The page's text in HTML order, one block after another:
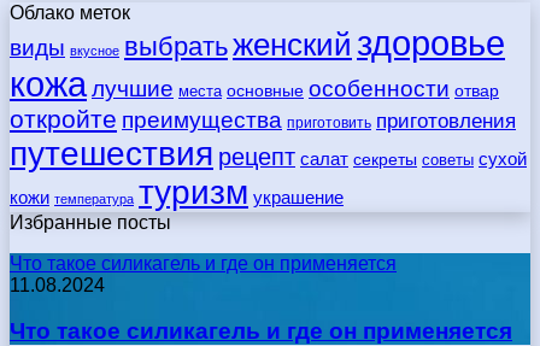
Облако меток
виды вкусное выбратьженский здоровье
кожа лучшие места основные особенности отвар
откройте преимущества приготовить приготовления
путешествия рецепт салат секреты советы сухой
кожи температура туризм украшение
Избранные посты
Что такое силикагель и где он применяется
11.08.2024
Что такое силикагель и где он применяется